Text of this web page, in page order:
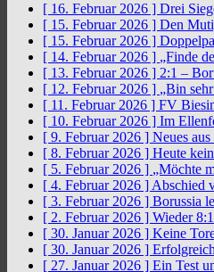
[ 16. Februar 2026 ] Drei
[ 15. Februar 2026 ] Den
[ 15. Februar 2026 ]
[ 14. Februar 2026 ] „Finde
[ 13. Februar 2026 ] 2:1 –
[ 12. Februar 2026 ] „Bin
[ 11. Februar 2026 ] FV
[ 10. Februar 2026 ] Im
[ 9. Februar 2026 ] Neues
[ 8. Februar 2026 ] Heute
[ 5. Februar 2026 ] „Möchte
[ 4. Februar 2026 ] Abschied
[ 3. Februar 2026 ] Borussia
[ 2. Februar 2026 ] Wieder
[ 30. Januar 2026 ] Keine
[ 30. Januar 2026 ]
[ 27. Januar 2026 ] Ein Test